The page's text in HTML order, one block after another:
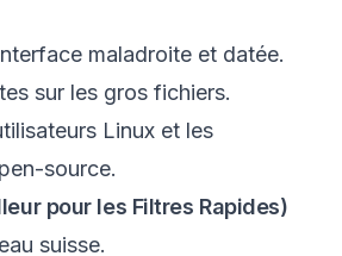
maladroite et datée.
sur les gros fichiers.
Linux et les
source.
pour les Filtres Rapides)
suisse.